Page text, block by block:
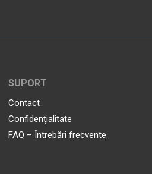
SUPORT
Contact
Confidențialitate
FAQ – Întrebări frecvente